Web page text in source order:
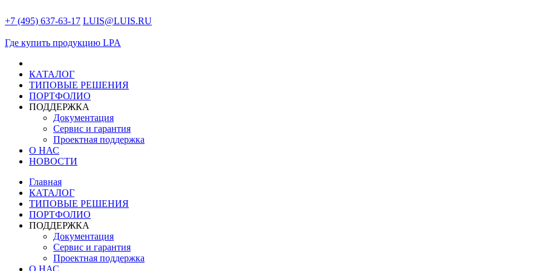
+7 (495) 637-63-17 LUIS@LUIS.RU
Где купить продукцию LPA
КАТАЛОГ
ТИПОВЫЕ РЕШЕНИЯ
ПОРТФОЛИО
ПОДДЕРЖКА
Документация
Сервис и гарантия
Проектная поддержка
О НАС
НОВОСТИ
Главная
КАТАЛОГ
ТИПОВЫЕ РЕШЕНИЯ
ПОРТФОЛИО
ПОДДЕРЖКА
Документация
Сервис и гарантия
Проектная поддержка
О НАС